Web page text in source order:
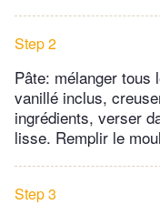
Step 2
Pâte: mélanger tous
vanillé inclus,
ingrédients, verser
lisse. Remplir le
Step 3